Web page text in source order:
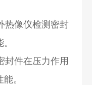
热像仪检测密封
封件在压力作用
。